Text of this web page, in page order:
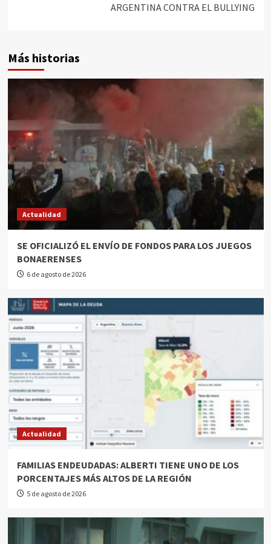
ARGENTINA CONTRA EL BULLYING
Más historias
Actualidad
SE OFICIALIZÓ EL ENVÍO DE FONDOS PARA LOS JUEGOS
BONAERENSES
6 de agosto de 2026
Actualidad
FAMILIAS ENDEUDADAS: ALBERTI TIENE UNO DE LOS
PORCENTAJES MÁS ALTOS DE LA REGIÓN
5 de agosto de 2026